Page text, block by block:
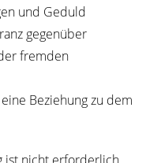
und Geduld
gegenüber
fremden
Beziehung zu dem